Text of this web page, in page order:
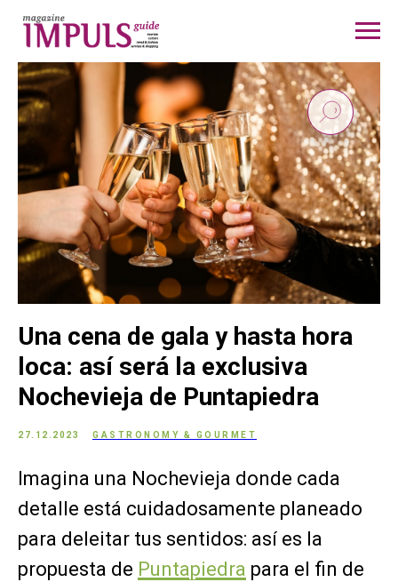
Una cena de gala y hasta hora
loca: así será la exclusiva
Nochevieja de Puntapiedra
27.12.2023 GASTRONOMY & GOURMET
Imagina una Nochevieja donde cada
detalle está cuidadosamente planeado
para deleitar tus sentidos: así es la
propuesta de Puntapiedra para el fin de